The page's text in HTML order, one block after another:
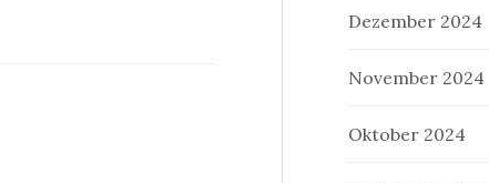
Dezember 2024
November 2024
Oktober 2024